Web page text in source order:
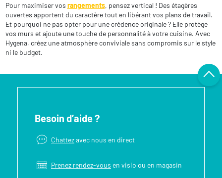
Pour maximiser vos rangements, pensez vertical ! Des étagères
ouvertes apportent du caractère tout en libérant vos plans de travail.
Et pourquoi ne pas opter pour une crédence originale ? Elle protège
vos murs et ajoute une touche de personnalité à votre cuisine. Avec
Hygena, créez une atmosphère conviviale sans compromis sur le style
ni le budget.
Besoin d’aide ?
Chattezavec nous en direct
Prenez rendez-vous en visio ou en magasin